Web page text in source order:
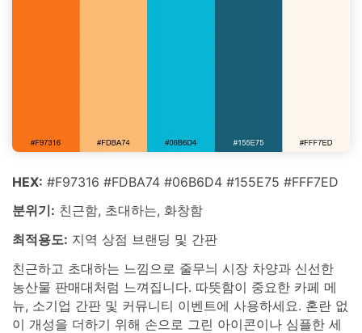
HEX: #F97316 #FDBA74 #06B6D4 #155E75 #FFF7ED
분위기: 친근함, 초대하는, 화창함
최적용도: 지역 상점 브랜딩 및 간판
친근하고 초대하는 느낌으로 줄무늬 시장 차양과 신선한
농산물 판매대처럼 느껴집니다. 따뜻함이 중요한 카페 메
뉴, 소기업 간판 및 커뮤니티 이벤트에 사용하세요. 혼란 없
이 개성을 더하기 위해 손으로 그린 아이콘이나 심플한 세